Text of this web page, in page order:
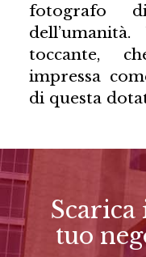
fotografo
toccante,
impressa
di questa
tuo